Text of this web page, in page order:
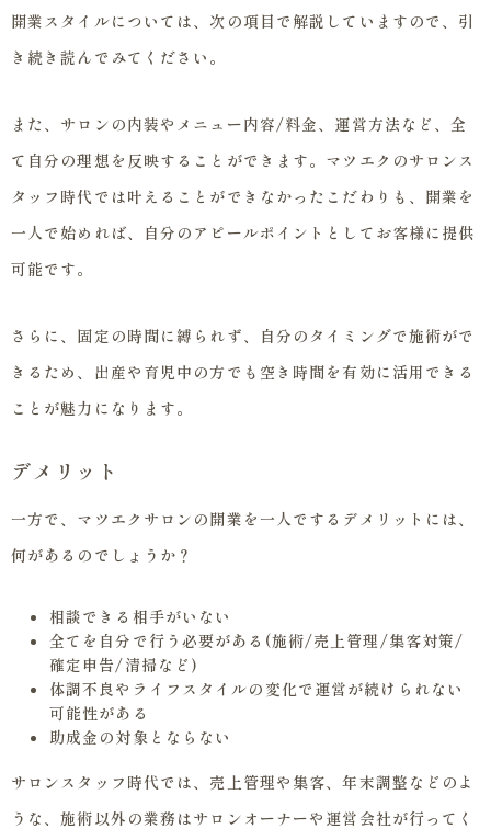
開業スタイルについては、次の項目で解説していますので、引
き続き読んでみてください。
また、サロンの内装やメニュー内容/料金、運営方法など、全
て自分の理想を反映することができます。マツエクのサロンス
タッフ時代では叶えることができなかったこだわりも、開業を
一人で始めれば、自分のアピールポイントとしてお客様に提供
可能です。
さらに、固定の時間に縛られず、自分のタイミングで施術がで
きるため、出産や育児中の方でも空き時間を有効に活用できる
ことが魅力になります。
デメリット
一方で、マツエクサロンの開業を一人でするデメリットには、
何があるのでしょうか？
相談できる相手がいない
全てを自分で行う必要がある(施術/売上管理/集客対策/
確定申告/清掃など)
体調不良やライフスタイルの変化で運営が続けられない
可能性がある
助成金の対象とならない
サロンスタッフ時代では、売上管理や集客、年末調整などのよ
うな、施術以外の業務はサロンオーナーや運営会社が行ってく